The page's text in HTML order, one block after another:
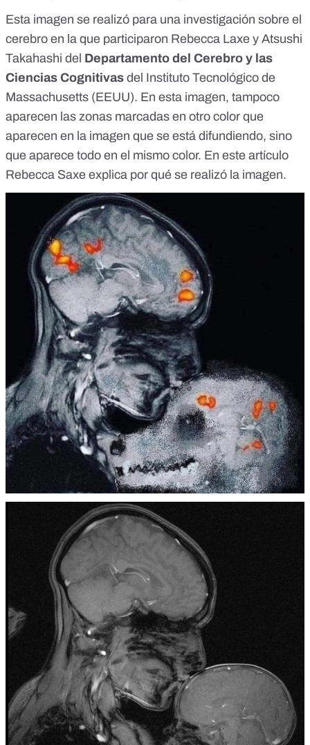
Esta imagen se realizó para una investigación sobre el
cerebro en la que participaron Rebecca Laxe y Atsushi
Takahashi del Departamento del Cerebro y las
Ciencias Cognitivas del Instituto Tecnológico de
Massachusetts (EEUU). En esta imagen, tampoco
aparecen las zonas marcadas en otro color que
aparecen en la imagen que se está difundiendo, sino
que aparece todo en el mismo color. En este artículo
Rebecca Saxe explica por qué se realizó la imagen.